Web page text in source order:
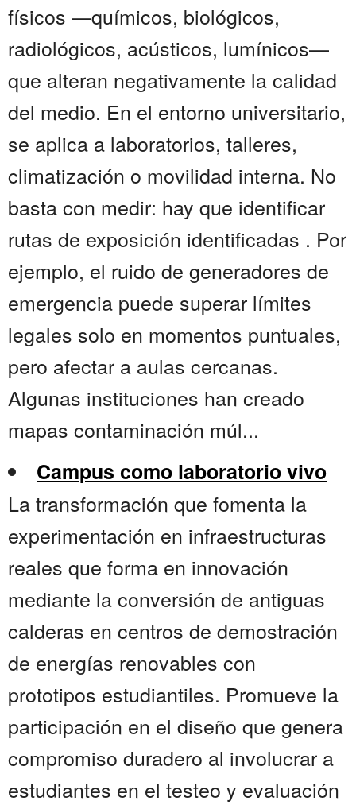
físicos —químicos, biológicos,
radiológicos, acústicos, lumínicos—
que alteran negativamente la calidad
del medio. En el entorno universitario,
se aplica a laboratorios, talleres,
climatización o movilidad interna. No
basta con medir: hay que identificar
rutas de exposición identificadas . Por
ejemplo, el ruido de generadores de
emergencia puede superar límites
legales solo en momentos puntuales,
pero afectar a aulas cercanas.
Algunas instituciones han creado
mapas contaminación múl...
Campus como laboratorio vivo
La transformación que fomenta la
experimentación en infraestructuras
reales que forma en innovación
mediante la conversión de antiguas
calderas en centros de demostración
de energías renovables con
prototipos estudiantiles. Promueve la
participación en el diseño que genera
compromiso duradero al involucrar a
estudiantes en el testeo y evaluación